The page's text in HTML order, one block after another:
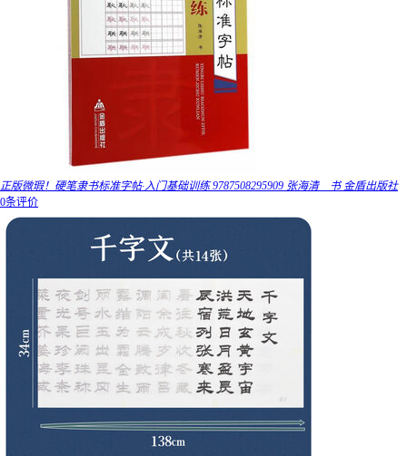
正版微瑕！硬笔隶书标准字帖·入门基础训练 9787508295909 张海清 书 金盾出版社
0条评价